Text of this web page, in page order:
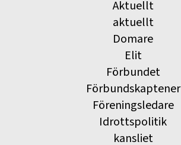
Aktuellt
aktuellt
Domare
Elit
Förbundet
Förbundskaptener
Föreningsledare
Idrottspolitik
kansliet